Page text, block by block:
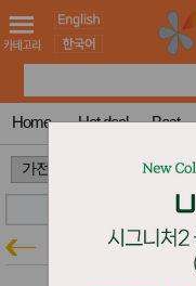
도 어린이
청소년
컬러링
북
한국학
습지
미국학
고
국 송
꽃배송
MissyShop
Login
Home Hot deal Best
유팡 젖병소독기